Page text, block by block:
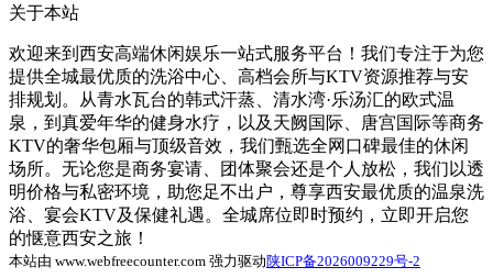
关于本站
欢迎来到西安高端休闲娱乐一站式服务平台！我们专注于为您
提供全城最优质的洗浴中心、高档会所与KTV资源推荐与安
排规划。从青水瓦台的韩式汗蒸、清水湾·乐汤汇的欧式温
泉，到真爱年华的健身水疗，以及天阙国际、唐宫国际等商务
KTV的奢华包厢与顶级音效，我们甄选全网口碑最佳的休闲
场所。无论您是商务宴请、团体聚会还是个人放松，我们以透
明价格与私密环境，助您足不出户，尊享西安最优质的温泉洗
浴、宴会KTV及保健礼遇。全城席位即时预约，立即开启您
的惬意西安之旅！
本站由 www.webfreecounter.com 强力驱动陕ICP备2026009229号-2